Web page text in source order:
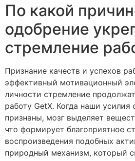
По какой
одобрение
стремление
Признание качеств и успехов
эффективный мотивационный
личности стремление
работу GetX. Когда наши усилия
признаны, мозг выделяет
что формирует благоприятное
воспроизведения подобных
природный механизм, который